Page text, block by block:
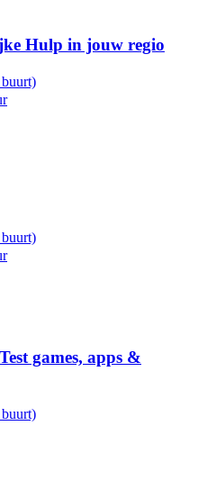
Hulp in jouw regio
games, apps &